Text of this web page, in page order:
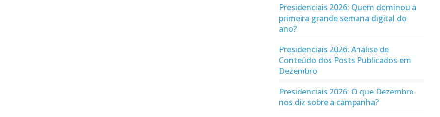
Presidenciais 2026: Quem dominou a
primeira grande semana digital do
ano?
Presidenciais 2026: Análise de
Conteúdo dos Posts Publicados em
Dezembro
Presidenciais 2026: O que Dezembro
nos diz sobre a campanha?